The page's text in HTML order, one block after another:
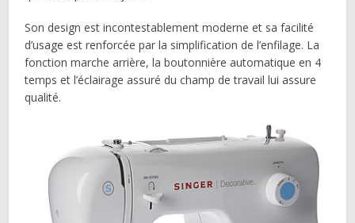
Son design est incontestablement moderne et sa facilité
d’usage est renforcée par la simplification de l’enfilage. La
fonction marche arrière, la boutonnière automatique en 4
temps et l’éclairage assuré du champ de travail lui assure
qualité.